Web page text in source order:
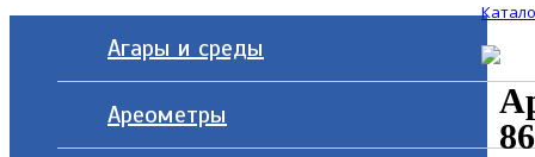
Агары и среды
Ареометры